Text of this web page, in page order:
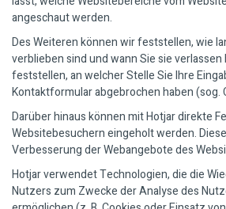
angeschaut werden.
Des Weiteren können wir feststellen, wie
verblieben sind und wann Sie sie verlassen
feststellen, an welcher Stelle Sie Ihre
Kontaktformular abgebrochen haben (sog.
Darüber hinaus können mit Hotjar direkte
Websitebesuchern eingeholt werden.
Verbesserung der Webangebote des
Hotjar verwendet Technologien, die die
Nutzers zum Zwecke der Analyse des